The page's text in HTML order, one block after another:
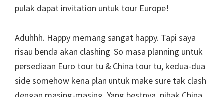
pulak dapat invitation untuk tour Europe!
Aduhhh. Happy memang sangat happy. Tapi saya
risau benda akan clashing. So masa planning untuk
persediaan Euro tour tu & China tour tu, kedua-dua
side somehow kena plan untuk make sure tak clash